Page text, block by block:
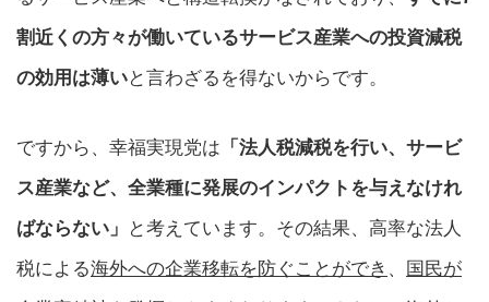
割近くの方々が働いているサービス産業への投資減税
の効用は薄いと言わざるを得ないからです。
ですから、幸福実現党は 「法人税減税を行い、サービ
ス産業など、全業種に発展のインパクトを与えなけれ
ばならない」 と考えています。その結果、高率な法人
税による海外への企業移転を防ぐことができ 、 国民が